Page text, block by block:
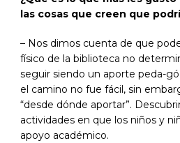
las cosas que creen que
– Nos dimos cuenta de que
físico de la biblioteca no
seguir siendo un aporte peda-
el camino no fue fácil, sin
“desde dónde aportar”.
actividades en que los niños y
apoyo académico.